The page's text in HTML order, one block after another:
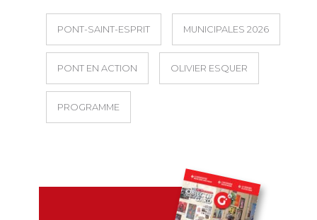
PONT-SAINT-ESPRIT MUNICIPALES 2026
PONT EN ACTION OLIVIER ESQUER
PROGRAMME